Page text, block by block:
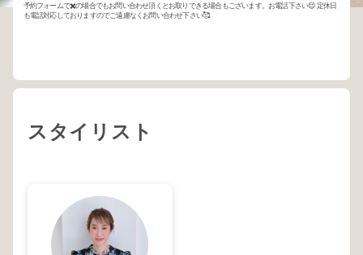
い】
予約フォームで✖️の場合でもお問い合わせ頂くとお取りできる場合もございます。お電話下さい😌 定休日
も電話対応しておりますのでご遠慮なくお問い合わせ下さい🥰
スタイリスト